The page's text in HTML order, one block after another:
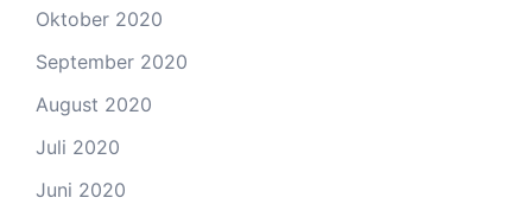
Oktober 2020
September 2020
August 2020
Juli 2020
Juni 2020